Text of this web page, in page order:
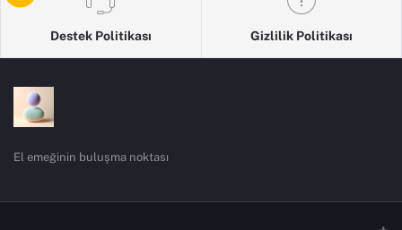
Destek Politikası Gizlilik Politikası
El emeğinin buluşma noktası